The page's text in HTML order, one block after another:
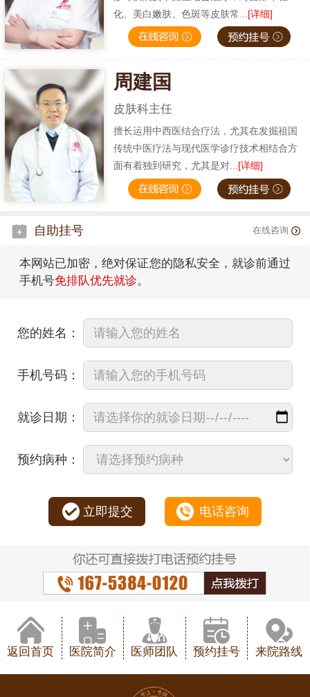
化、美白嫩肤、色斑等皮肤常... [详细]
周建国
皮肤科主任
擅长运用中西医结合疗法，尤其在发掘祖国
传统中医疗法与现代医学诊疗技术相结合方
面有着独到研究，尤其是对...[详细]
自助挂号 在线咨询
本网站已加密，绝对保证您的隐私安全，就诊前通过
手机号免排队优先就诊。
您的姓名：
手机号码：
就诊日期：
预约病种：
立即提交 电话咨询
返回首页 医院简介 医师团队 预约挂号 来院路线